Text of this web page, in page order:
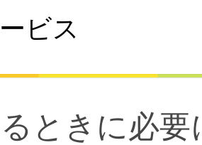
ビス
ときに必要